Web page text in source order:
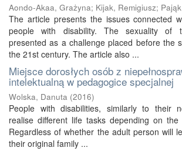
Aondo-Akaa, Grażyna; Kijak, Remigiusz;
The article presents the issues connected
people with disability. The sexuality of
presented as a challenge placed before the
the 21st century. The article also ...
Miejsce dorosłych osób z
intelektualną w pedagogice specjalnej
Wolska, Danuta (2016)
People with disabilities, similarly to their
realise different life tasks depending on
Regardless of whether the adult person will
their original family ...